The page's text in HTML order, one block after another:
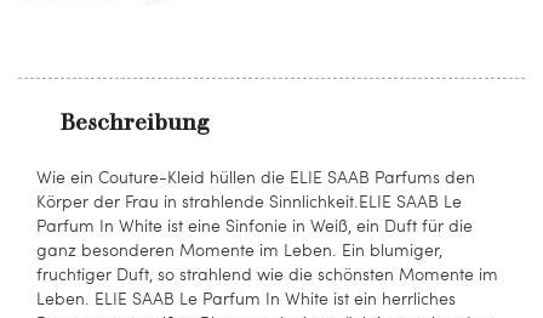
Beschreibung
Wie ein Couture-Kleid hüllen die ELIE SAAB Parfums den
Körper der Frau in strahlende Sinnlichkeit.ELIE SAAB Le
Parfum In White ist eine Sinfonie in Weiß, ein Duft für die
ganz besonderen Momente im Leben. Ein blumiger,
fruchtiger Duft, so strahlend wie die schönsten Momente im
Leben. ELIE SAAB Le Parfum In White ist ein herrliches